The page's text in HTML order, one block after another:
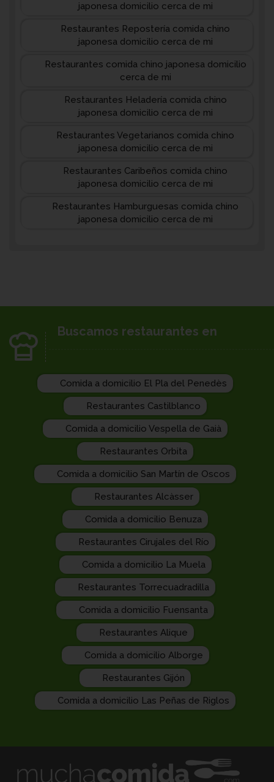
japonesa domicilio cerca de mi
Restaurantes Repostería comida chino
japonesa domicilio cerca de mi
Restaurantes comida chino japonesa domicilio
cerca de mi
Restaurantes Heladería comida chino
japonesa domicilio cerca de mi
Restaurantes Vegetarianos comida chino
japonesa domicilio cerca de mi
Restaurantes Caribeños comida chino
japonesa domicilio cerca de mi
Restaurantes Hamburguesas comida chino
japonesa domicilio cerca de mi
Buscamos restaurantes en
Comida a domicilio El Pla del Penedès
Restaurantes Castilblanco
Comida a domicilio Vespella de Gaià
Restaurantes Orbita
Comida a domicilio San Martín de Oscos
Restaurantes Alcàsser
Comida a domicilio Benuza
Restaurantes Cirujales del Río
Comida a domicilio La Muela
Restaurantes Torrecuadradilla
Comida a domicilio Fuensanta
Restaurantes Alique
Comida a domicilio Alborge
Restaurantes Gijón
Comida a domicilio Las Peñas de Riglos